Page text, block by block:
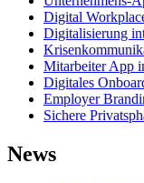
Digital
Digitalisierung
Mitarbeiter App
Digitales
Employer
Sichere
News